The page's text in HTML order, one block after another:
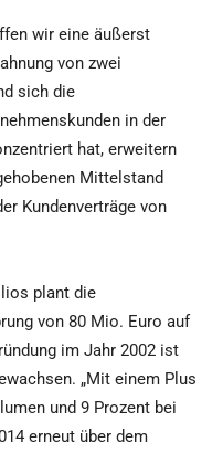
wir eine äußerst
von zwei
sich die
in der
hat, erweitern
Mittelstand
Kundenverträge von
plant die
von 80 Mio. Euro auf
im Jahr 2002 ist
„Mit einem Plus
und 9 Prozent bei
erneut über dem